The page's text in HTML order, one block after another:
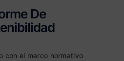
De
con el marco normativo